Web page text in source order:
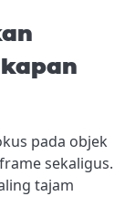
pada objek
sekaligus.
tajam